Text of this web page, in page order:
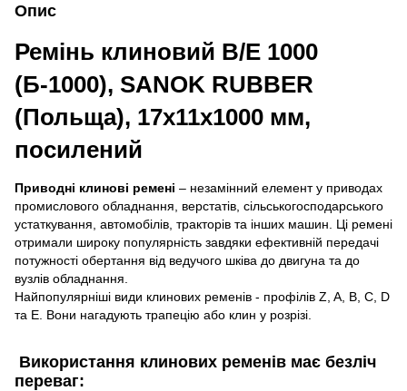
Опис
Ремінь клиновий B/E 1000
(Б-1000), SANOK RUBBER
(Польща), 17х11х1000 мм,
посилений
Приводні клинові ремені – незамінний елемент у приводах
промислового обладнання, верстатів, сільськогосподарського
устаткування, автомобілів, тракторів та інших машин. Ці ремені
отримали широку популярність завдяки ефективній передачі
потужності обертання від ведучого шківа до двигуна та до
вузлів обладнання.
Найпопулярніші види клинових ременів - профілів Z, A, B, C, D
та E. Вони нагадують трапецію або клин у розрізі.
Використання клинових ременів має безліч
переваг: